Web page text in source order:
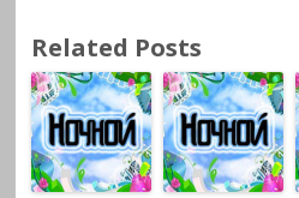
Related Posts